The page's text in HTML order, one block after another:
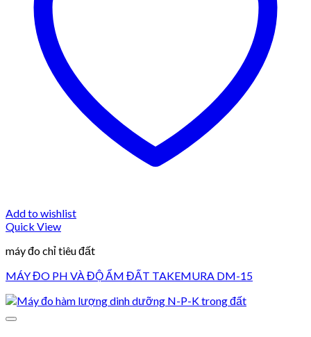
Add to wishlist
Quick View
máy đo chỉ tiêu đất
MÁY ĐO PH VÀ ĐỘ ẨM ĐẤT TAKEMURA DM-15